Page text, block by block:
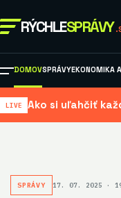
RÝCHLESPRÁVY
DOMOVSPRÁVYEKONOMIKA
SPRÁVY 17. 07. 2025 ·